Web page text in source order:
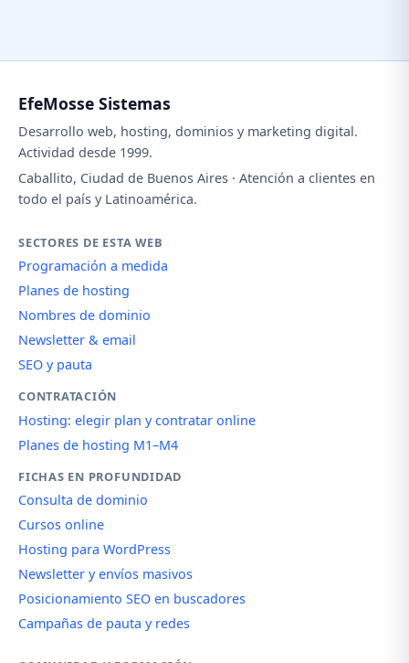
EfeMosse Sistemas
Desarrollo web, hosting, dominios y marketing digital.
Actividad desde 1999.
Caballito, Ciudad de Buenos Aires · Atención a clientes en
todo el país y Latinoamérica.
SECTORES DE ESTA WEB
Programación a medida
Planes de hosting
Nombres de dominio
Newsletter & email
SEO y pauta
CONTRATACIÓN
Hosting: elegir plan y contratar online
Planes de hosting M1–M4
FICHAS EN PROFUNDIDAD
Consulta de dominio
Cursos online
Hosting para WordPress
Newsletter y envíos masivos
Posicionamiento SEO en buscadores
Campañas de pauta y redes